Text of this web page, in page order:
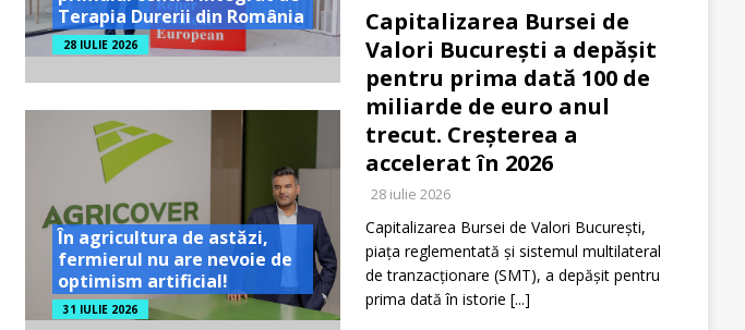
Terapia Durerii din România
28 IULIE 2026
În agricultura de astăzi,
fermierul nu are nevoie de
optimism artificial!
31 IULIE 2026
Capitalizarea Bursei de
Valori București a depășit
pentru prima dată 100 de
miliarde de euro anul
trecut. Creșterea a
accelerat în 2026
28 iulie 2026
Capitalizarea Bursei de Valori București,
piața reglementată și sistemul multilateral
de tranzacționare (SMT), a depășit pentru
prima dată în istorie [...]